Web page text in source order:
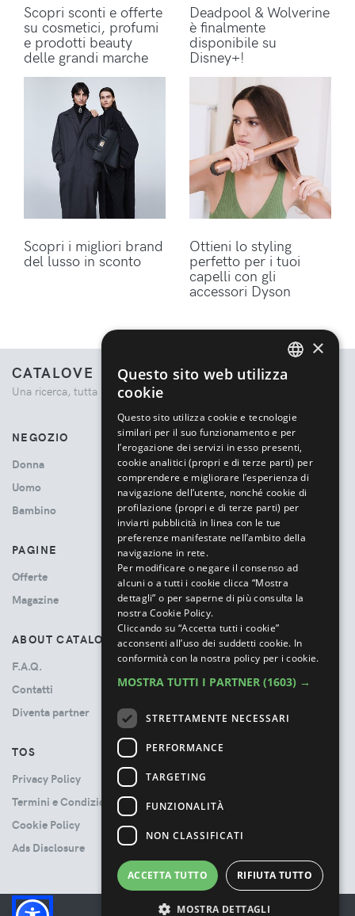
Scopri sconti e offerte
su cosmetici, profumi
e prodotti beauty
delle grandi marche
Deadpool & Wolverine
è finalmente
disponibile su
Disney+!
Scopri i migliori brand
del lusso in sconto
Ottieni lo styling
perfetto per i tuoi
capelli con gli
accessori Dyson
CATALOVE
Una ricerca, tutta la moda.
NEGOZIO
Donna
Uomo
Bambino
PAGINE
Offerte
Magazine
ABOUT CATALOVE
F.A.Q.
Contatti
Diventa partner
TOS
Privacy Policy
Termini e Condizioni
Cookie Policy
Ads Disclosure
×
Questo sito web utilizza
cookie
Questo sito utilizza cookie e tecnologie
similari per il suo funzionamento e per
l’erogazione dei servizi in esso presenti,
cookie analitici (propri e di terze parti) per
comprendere e migliorare l’esperienza di
navigazione dell’utente, nonché cookie di
profilazione (propri e di terze parti) per
inviarti pubblicità in linea con le tue
preferenze manifestate nell’ambito della
navigazione in rete.
Per modificare o negare il consenso ad
alcuni o a tutti i cookie clicca “Mostra
dettagli” o per saperne di più consulta la
nostra Cookie Policy.
Cliccando su “Accetta tutti i cookie”
acconsenti all’uso dei suddetti cookie. In
conformità con la nostra policy per i cookie.
MOSTRA TUTTI I PARTNER (1603) →
STRETTAMENTE NECESSARI
PERFORMANCE
TARGETING
FUNZIONALITÀ
NON CLASSIFICATI
ACCETTA TUTTO RIFIUTA TUTTO
MOSTRA DETTAGLI